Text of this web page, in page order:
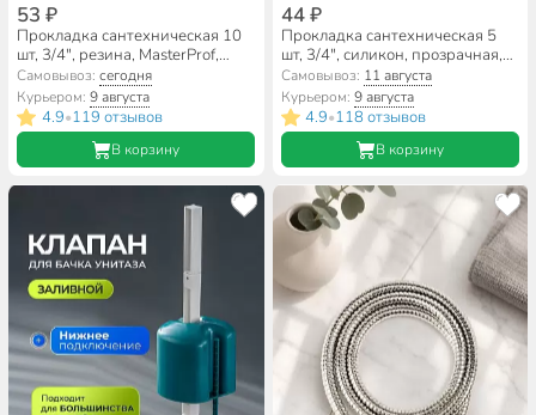
53 ₽
Прокладка сантехническая 10
шт, 3/4", резина, MasterProf,
индивидуальная упаковка,
ИС.130382
Самовывоз:сегодня
Курьером:9 августа
4.9•119 отзывов
В корзину
44 ₽
Прокладка сантехническая 5
шт, 3/4", силикон, прозрачная,
MasterProf, индивидуальная
упаковка, ИС.130401
Самовывоз: 11 августа
Курьером: 9 августа
4.9•118 отзывов
В корзину